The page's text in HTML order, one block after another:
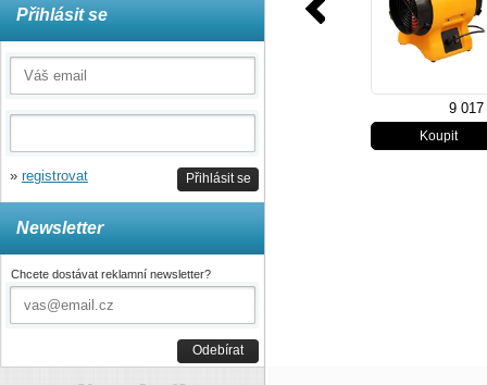
9
Přihlásit se
Přihlásit se
» registrovat
Newsletter
Chcete dostávat reklamní newsletter?
Odebírat